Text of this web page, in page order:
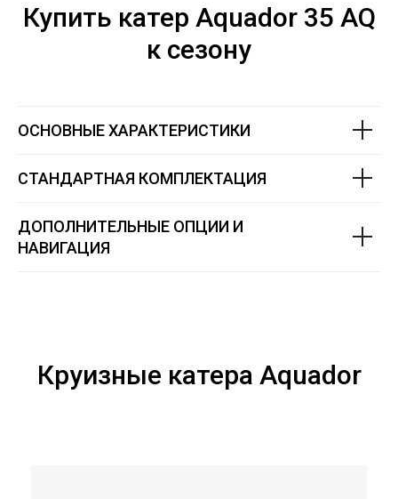
Купить катер Aquador 35 AQ
к сезону
ОСНОВНЫЕ ХАРАКТЕРИСТИКИ
СТАНДАРТНАЯ КОМПЛЕКТАЦИЯ
ДОПОЛНИТЕЛЬНЫЕ ОПЦИИ И
НАВИГАЦИЯ
Круизные катера Aquador